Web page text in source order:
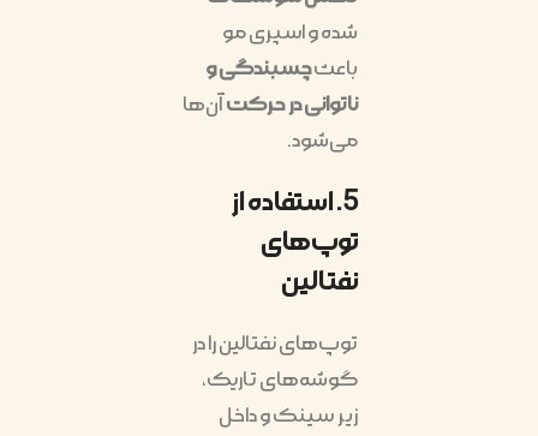
شده و اسپری مو
باعثچسبندگی و
ناتوانی در حرکتآن‌ها
می‌شود.
5. استفاده از
توپ‌های
نفتالین
توپ‌های نفتالین را در
گوشه‌های تاریک،
زیر سینک و داخل